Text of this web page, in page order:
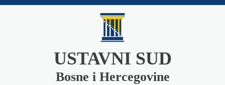
USTAVNI SUD
Bosne i Hercegovine